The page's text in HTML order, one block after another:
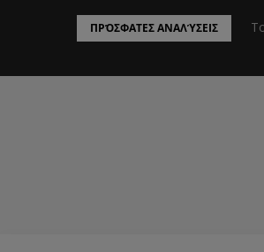
ΠΡΌΣΦΑΤΕΣ ΑΝΑΛΎΣΕΙΣ
Προστασία του Πληθυσμού από το